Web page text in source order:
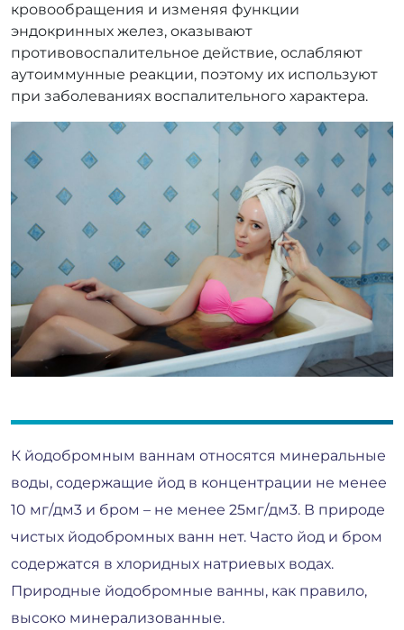
кровообращения и изменяя функции
эндокринных желез, оказывают
противовоспалительное действие, ослабляют
аутоиммунные реакции, поэтому их используют
при заболеваниях воспалительного характера.
К йодобромным ваннам относятся минеральные
воды, содержащие йод в концентрации не менее
10 мг/дм3 и бром – не менее 25мг/дм3. В природе
чистых йодобромных ванн нет. Часто йод и бром
содержатся в хлоридных натриевых водах.
Природные йодобромные ванны, как правило,
высоко минерализованные.